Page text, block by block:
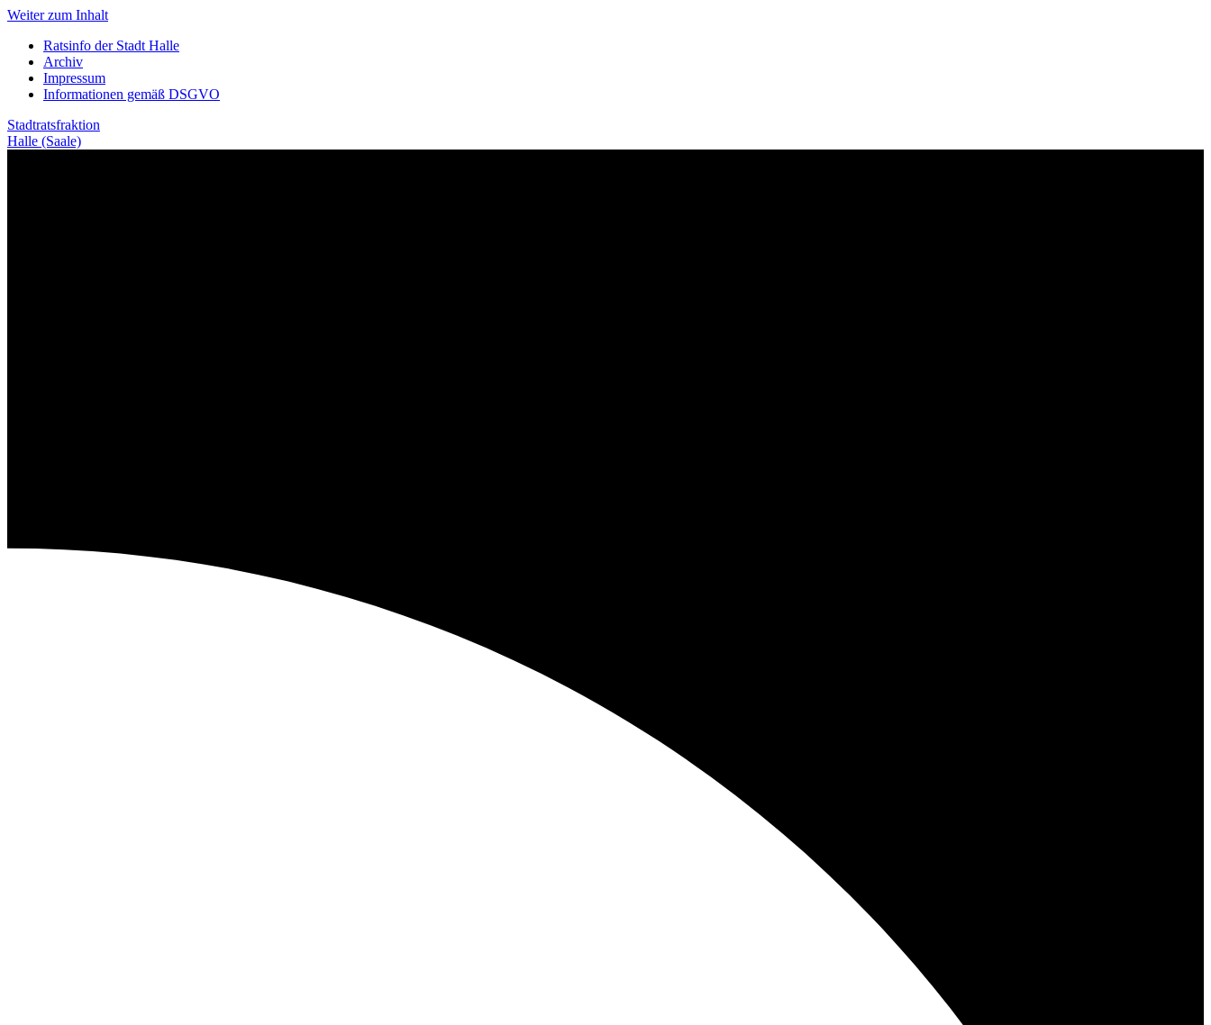
Weiter zum Inhalt
Ratsinfo der Stadt Halle
Archiv
Impressum
Informationen gemäß DSGVO
Stadtratsfraktion
Halle (Saale)